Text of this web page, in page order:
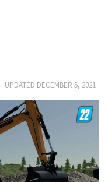
· UPDATED DECEMBER 5, 2021